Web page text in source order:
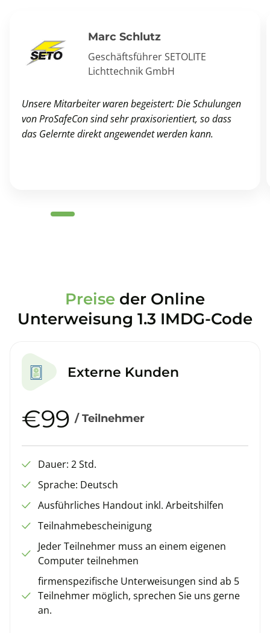
Marc Schlutz
Geschäftsführer SETOLITE
Lichttechnik GmbH
Unsere Mitarbeiter waren begeistert: Die Schulungen
von ProSafeCon sind sehr praxisorientiert, so dass
das Gelernte direkt angewendet werden kann.
Preise der Online
Unterweisung 1.3 IMDG-Code
Externe Kunden
€99 / Teilnehmer
Dauer: 2 Std.
Sprache: Deutsch
Ausführliches Handout inkl. Arbeitshilfen
Teilnahmebescheinigung
Jeder Teilnehmer muss an einem eigenen
Computer teilnehmen
firmenspezifische Unterweisungen sind ab 5
Teilnehmer möglich, sprechen Sie uns gerne
an.